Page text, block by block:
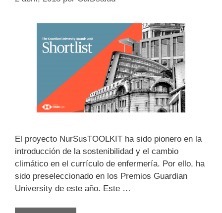
El proyecto NurSusTOOLKIT ha sido pionero en la
introducción de la sostenibilidad y el cambio
climático en el currículo de enfermería. Por ello, ha
sido preseleccionado en los Premios Guardian
University de este año. Este …